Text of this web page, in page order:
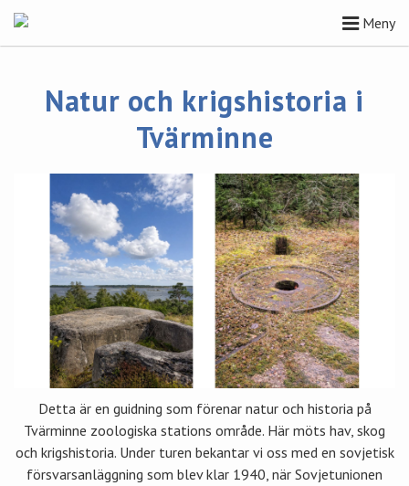
Meny
Natur och krigshistoria i
Tvärminne
Detta är en guidning som förenar natur och historia på
Tvärminne zoologiska stations område. Här möts hav, skog
och krigshistoria. Under turen bekantar vi oss med en sovjetisk
försvarsanläggning som blev klar 1940, när Sovjetunionen